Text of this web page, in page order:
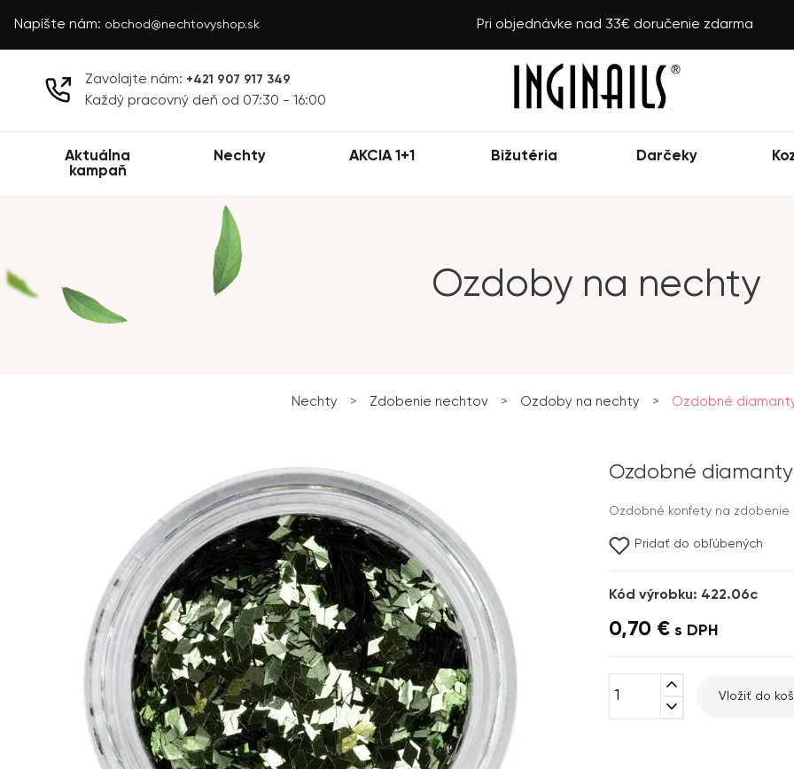
Napíšte nám: obchod@nechtovyshop.sk Pri objednávke nad 33€ doručenie zdarma
Zavolajte nám: +421 907 917 349
Každý pracovný deň od 07:30 - 16:00
Aktuálna
kampaň
Nechty AKCIA 1+1 Bižutéria Darčeky
Ozdoby na nechty
Nechty > Zdobenie nechtov > Ozdoby na nechty > Ozdobné
Ozdobné
Ozdobné konfety na zdobenie
Pridať do obľúbených
Kód výrobku: 422.06c
0,70 € s DPH
expand_less
expand_more
Vložiť do